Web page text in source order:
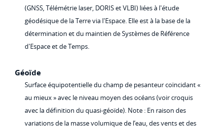
(GNSS, Télémétrie laser, DORIS et VLBI) liées à l'étude
géodésique de la Terre via l'Espace. Elle est à la base de la
détermination et du maintien de Systèmes de Référence
d'Espace et de Temps.
Géoïde
Surface équipotentielle du champ de pesanteur coïncidant «
au mieux » avec le niveau moyen des océans (voir croquis
avec la définition du quasi-géoïde). Note : En raison des
variations de la masse volumique de l’eau, des vents et des